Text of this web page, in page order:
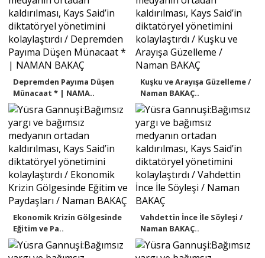
Depremden Payıma Düşen
Münacaat * | NAMA..
Kuşku ve Arayışa Güzelleme /
Naman BAKAÇ..
Ekonomik Krizin Gölgesinde
Eğitim ve Pa..
Vahdettin İnce İle Söyleşi /
Naman BAKAÇ..